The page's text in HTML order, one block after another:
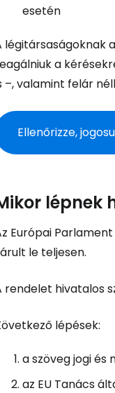
esetén
légitársaságoknak
a
–, valamint felár
Ellenőrizze,
lépnek
Európai
le teljesen.
rendelet hivatalos
lépések:
a szöveg jogi és
az EU Tanács